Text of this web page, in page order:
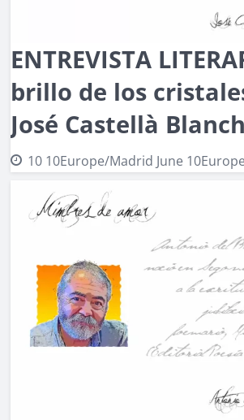
ENTREVISTA
brillo de los
José Castellà Blanch
10 10Europe/Madrid June